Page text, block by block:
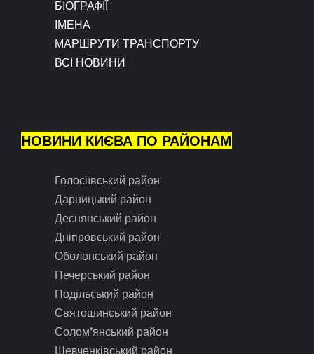
БІОГРАФІЇ
ІМЕНА
МАРШРУТИ ТРАНСПОРТУ
ВСІ НОВИНИ
НОВИНИ КИЄВА ПО РАЙОНАМ
Голосіївський район
Дарницький район
Деснянський район
Дніпровський район
Оболонський район
Печерський район
Подільський район
Святошинський район
Солом’янський район
Шевченківський район